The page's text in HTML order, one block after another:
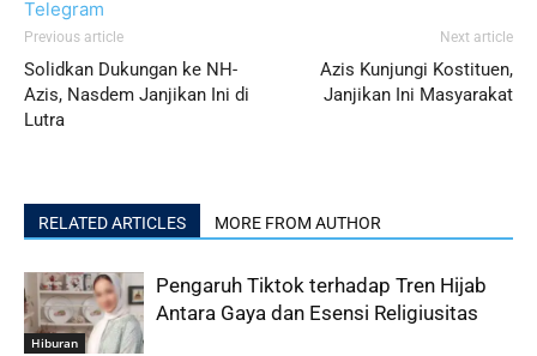
Telegram
Previous article
Solidkan Dukungan ke NH-
Azis, Nasdem Janjikan Ini di
Lutra
Next article
Azis Kunjungi Kostituen,
Janjikan Ini Masyarakat
RELATED ARTICLES MORE FROM AUTHOR
Hiburan
Pengaruh Tiktok terhadap Tren Hijab
Antara Gaya dan Esensi Religiusitas